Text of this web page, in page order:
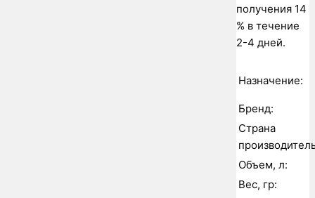
получения 14
% в течение
2-4 дней.
Назначение:
Бренд:
Страна
Объем, л:
Вес, гр: